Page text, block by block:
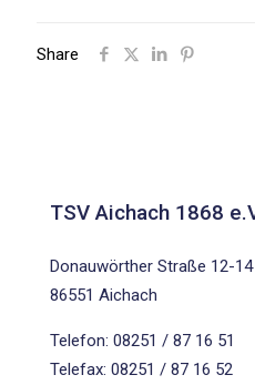
Share
TSV Aichach 1868
Donauwörther Straße 12-14
86551 Aichach
Telefon: 08251 / 87 16 51
Telefax: 08251 / 87 16 52